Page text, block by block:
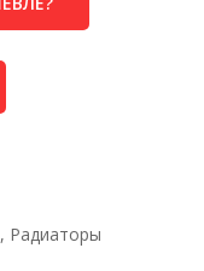
, Радиаторы